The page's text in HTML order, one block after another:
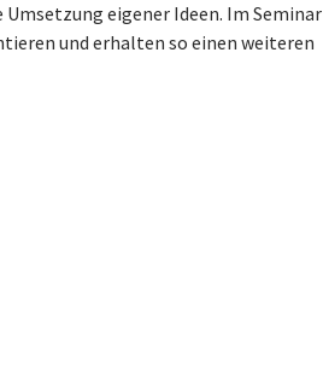
eigener Ideen. Im Seminar
und erhalten so einen weiteren